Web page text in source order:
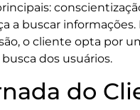
buscar informações.
o cliente opta por
dos usuários.
do